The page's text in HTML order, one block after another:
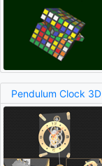
Pendulum Clock 3D